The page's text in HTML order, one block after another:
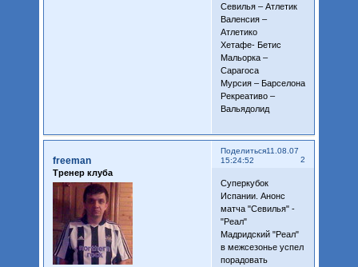
Севилья – Атлетик
Валенсия –
Атлетико
Хетафе- Бетис
Мальорка –
Сарагоса
Мурсия – Барселона
Рекреативо –
Вальядолид
Поделиться
2
11.08.07
15:24:52
freeman
Тренер клуба
Суперкубок
Испании. Анонс
матча "Севилья" -
"Реал"
Мадридский "Реал"
в межсезонье успел
порадовать